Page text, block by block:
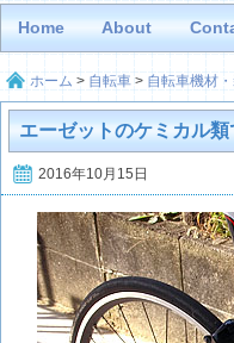
Home About
ホーム > 自転車 > 自転車機材
エーゼットのケミカル
2016年10月15日